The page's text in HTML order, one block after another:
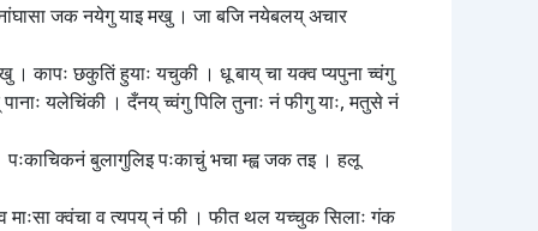
जक नयेगु याइ मखु । जा बजि नयेबलय् अचार
कापः छकुतिं हुयाः यचुकी । धू बाय् चा यक्व प्यपुना च्वंगु
यलेचिंकी । दँनय् च्वंगु पिलि तुनाः नं फीगु याः, मतुसे नं
बुलागुलिइ पःकाचुं भचा म्ह्व जक तइ । हलू
माःसा क्वंचा व त्यपय् नं फी । फीत थल यच्चुक सिलाः गंक